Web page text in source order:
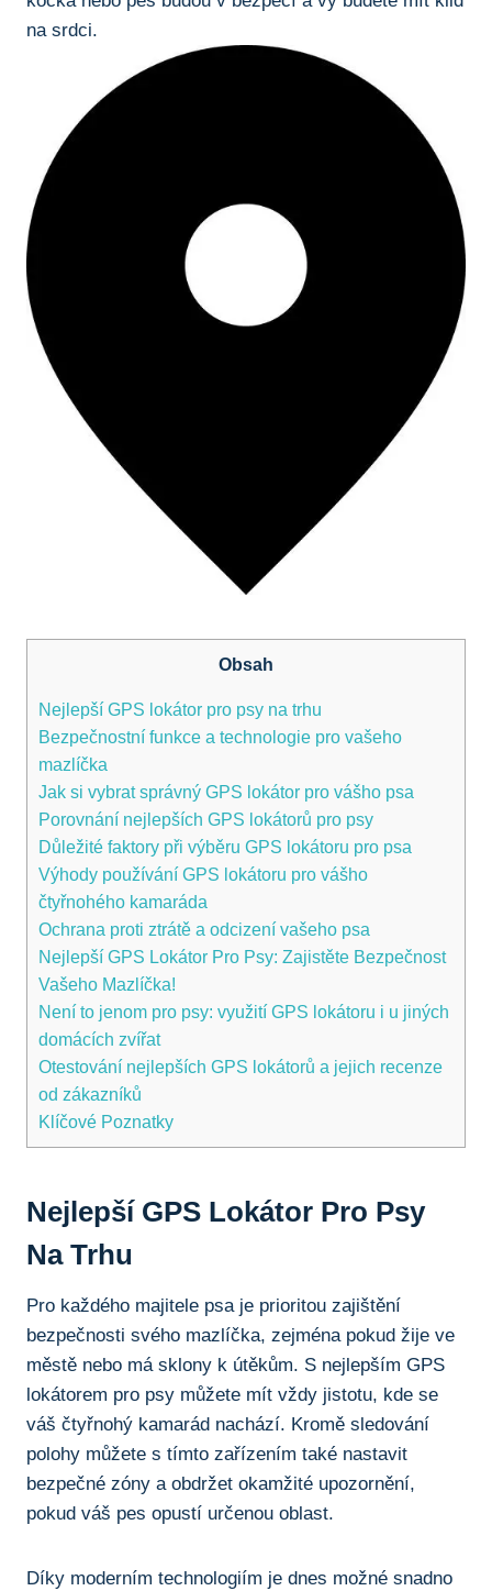
na srdci.
Obsah
Nejlepší GPS lokátor pro psy na trhu
Bezpečnostní funkce a technologie pro vašeho
mazlíčka
Jak si vybrat správný GPS lokátor pro vášho psa
Porovnání nejlepších GPS lokátorů pro psy
Důležité faktory při výběru GPS lokátoru pro psa
Výhody používání GPS lokátoru pro vášho
čtyřnohého kamaráda
Ochrana proti ztrátě a odcizení vašeho psa
Nejlepší GPS Lokátor Pro Psy: Zajistěte Bezpečnost
Vašeho Mazlíčka!
Není to jenom pro psy: využití GPS lokátoru i u jiných
domácích zvířat
Otestování nejlepších GPS lokátorů a jejich recenze
od zákazníků
Klíčové Poznatky
Nejlepší GPS Lokátor Pro Psy
Na Trhu
Pro každého majitele psa je prioritou zajištění
bezpečnosti svého mazlíčka, zejména pokud žije ve
městě nebo má sklony k útěkům. S nejlepším GPS
lokátorem pro psy můžete mít vždy jistotu, kde se
váš čtyřnohý kamarád nachází. Kromě sledování
polohy můžete s tímto zařízením také nastavit
bezpečné zóny a obdržet okamžité upozornění,
pokud váš pes opustí určenou oblast.
Díky moderním technologiím je dnes možné snadno